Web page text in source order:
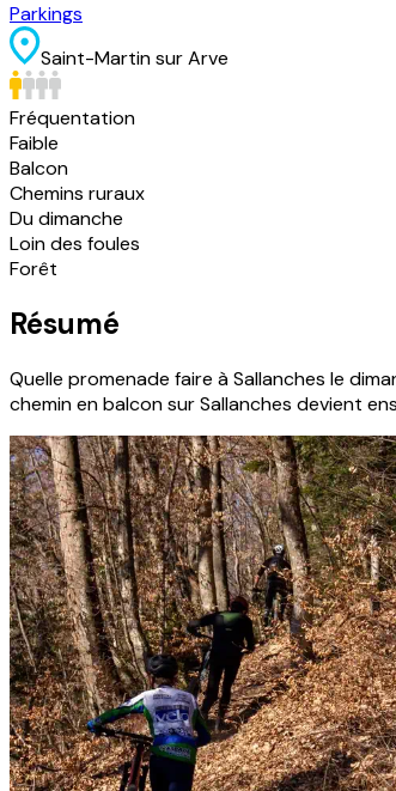
Parkings
Saint-Martin sur Arve
Fréquentation
Faible
Balcon
Chemins ruraux
Du dimanche
Loin des foules
Forêt
Résumé
Quelle promenade faire à Sallanches le
chemin en balcon sur Sallanches devient